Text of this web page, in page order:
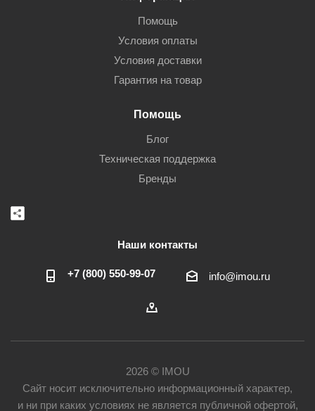
Помощь
Условия оплаты
Условия доставки
Гарантия на товар
Помощь
Блог
Техническая поддержка
Бренды
Наши контакты
+7 (800) 550-99-07 info@imou.ru
2026 © IMOU
Сайт носит исключительно информационный характер,
и ни при каких условиях не является публичной офертой,